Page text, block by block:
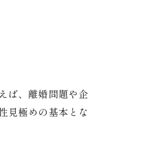
ば、離婚問題や企
見極めの基本とな